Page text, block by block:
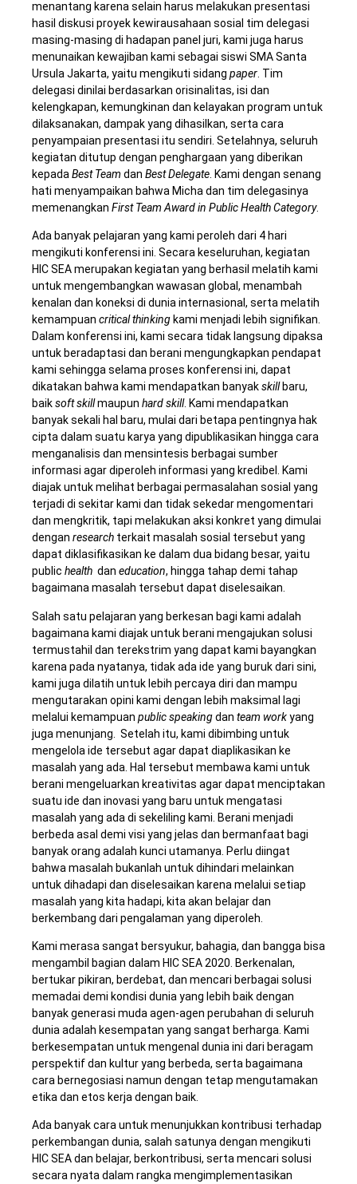
menantang karena selain harus melakukan presentasi
hasil diskusi proyek kewirausahaan sosial tim delegasi
masing-masing di hadapan panel juri, kami juga harus
menunaikan kewajiban kami sebagai siswi SMA Santa
Ursula Jakarta, yaitu mengikuti sidang paper . Tim
delegasi dinilai berdasarkan orisinalitas, isi dan
kelengkapan, kemungkinan dan kelayakan program untuk
dilaksanakan, dampak yang dihasilkan, serta cara
penyampaian presentasi itu sendiri. Setelahnya, seluruh
kegiatan ditutup dengan penghargaan yang diberikan
kepada Best Team dan Best Delegate . Kami dengan senang
hati menyampaikan bahwa Micha dan tim delegasinya
memenangkan First Team Award in Public Health Category.
Ada banyak pelajaran yang kami peroleh dari 4 hari
mengikuti konferensi ini. Secara keseluruhan, kegiatan
HIC SEA merupakan kegiatan yang berhasil melatih kami
untuk mengembangkan wawasan global, menambah
kenalan dan koneksi di dunia internasional, serta melatih
kemampuan critical thinking kami menjadi lebih signifikan.
Dalam konferensi ini, kami secara tidak langsung dipaksa
untuk beradaptasi dan berani mengungkapkan pendapat
kami sehingga selama proses konferensi ini, dapat
dikatakan bahwa kami mendapatkan banyakskillbaru,
baiksoft skillmaupun hard skill. Kami mendapatkan
banyak sekali hal baru, mulai dari betapa pentingnya hak
cipta dalam suatu karya yang dipublikasikan hingga cara
menganalisis dan mensintesis berbagai sumber
informasi agar diperoleh informasi yang kredibel. Kami
diajak untuk melihat berbagai permasalahan sosial yang
terjadi di sekitar kami dan tidak sekedar mengomentari
dan mengkritik, tapi melakukan aksi konkret yang dimulai
dengan research terkait masalah sosial tersebut yang
dapat diklasifikasikan ke dalam dua bidang besar, yaitu
public health dan education, hingga tahap demi tahap
bagaimana masalah tersebut dapat diselesaikan.
Salah satu pelajaran yang berkesan bagi kami adalah
bagaimana kami diajak untuk berani mengajukan solusi
termustahil dan terekstrim yang dapat kami bayangkan
karena pada nyatanya, tidak ada ide yang buruk dari sini,
kami juga dilatih untuk lebih percaya diri dan mampu
mengutarakan opini kami dengan lebih maksimal lagi
melalui kemampuan public speakingdan team workyang
juga menunjang. Setelah itu, kami dibimbing untuk
mengelola ide tersebut agar dapat diaplikasikan ke
masalah yang ada. Hal tersebut membawa kami untuk
berani mengeluarkan kreativitas agar dapat menciptakan
suatu ide dan inovasi yang baru untuk mengatasi
masalah yang ada di sekeliling kami. Berani menjadi
berbeda asal demi visi yang jelas dan bermanfaat bagi
banyak orang adalah kunci utamanya. Perlu diingat
bahwa masalah bukanlah untuk dihindari melainkan
untuk dihadapi dan diselesaikan karena melalui setiap
masalah yang kita hadapi, kita akan belajar dan
berkembang dari pengalaman yang diperoleh.
Kami merasa sangat bersyukur, bahagia, dan bangga bisa
mengambil bagian dalam HIC SEA 2020. Berkenalan,
bertukar pikiran, berdebat, dan mencari berbagai solusi
memadai demi kondisi dunia yang lebih baik dengan
banyak generasi muda agen-agen perubahan di seluruh
dunia adalah kesempatan yang sangat berharga. Kami
berkesempatan untuk mengenal dunia ini dari beragam
perspektif dan kultur yang berbeda, serta bagaimana
cara bernegosiasi namun dengan tetap mengutamakan
etika dan etos kerja dengan baik.
Ada banyak cara untuk menunjukkan kontribusi terhadap
perkembangan dunia, salah satunya dengan mengikuti
HIC SEA dan belajar, berkontribusi, serta mencari solusi
secara nyata dalam rangka mengimplementasikan